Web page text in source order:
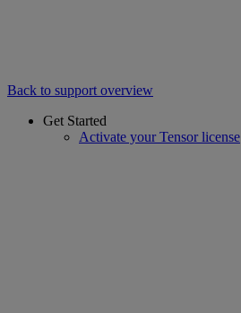
Back to support overview
Get Started
Activate your Tensor license